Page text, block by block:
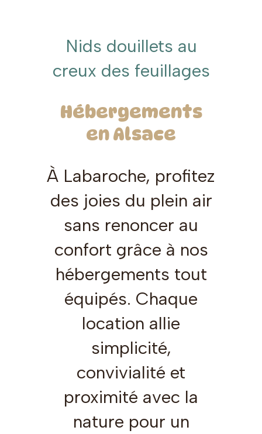
Nids douillets au
creux des feuillages
Hébergements
en Alsace
À Labaroche, profitez
des joies du plein air
sans renoncer au
confort grâce à nos
hébergements tout
équipés. Chaque
location allie
simplicité,
convivialité et
proximité avec la
nature pour un